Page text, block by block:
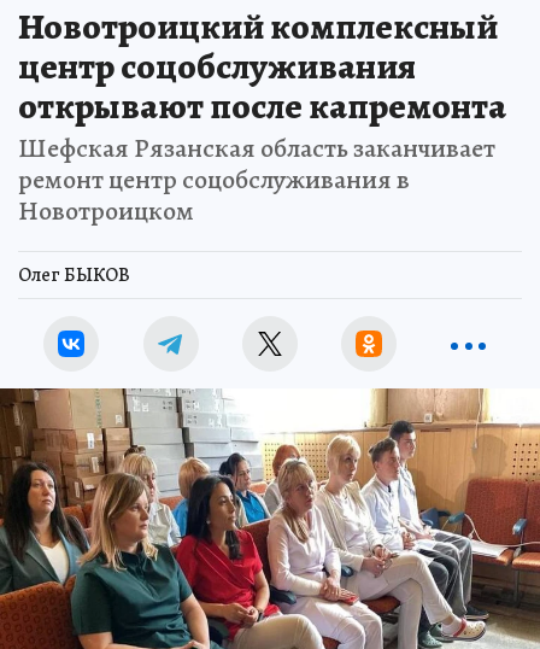
Новотроицкий комплексный
центр соцобслуживания
открывают после капремонта
Шефская Рязанская область заканчивает
ремонт центр соцобслуживания в
Новотроицком
Олег БЫКОВ